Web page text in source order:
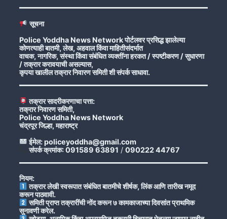
सूचना
Police Yoddha News Network पोर्टलवर प्रसिद्ध झालेल्या
कोणत्याही बातमी, लेख, अहवाल किंवा माहितीसंदर्भात
वाचक, नागरिक, संस्था किंवा संबंधित व्यक्तींना हरकत / स्पष्टीकरण / सुधारणा
/ तक्रार करावयाची असल्यास,
कृपया खालील तक्रार निवारण समिती शी संपर्क साधावा.
तक्रार सादरीकरणाचा पत्ता:
तक्रार निवारण समिती,
Police Yoddha News Network
चंद्रपूर जिल्हा, महाराष्ट्र
ईमेल: policeyoddha@gmail.com
संपर्क क्रमांक: 091589 63891 / 090222 44767
नियम:
तक्रार लेखी स्वरूपात संबंधित बातमीचे शीर्षक, लिंक आणि तारीख नमूद
करून पाठवावी.
समिती प्राप्त तक्रारींची नोंद करून ७ कामकाजाच्या दिवसांत प्राथमिक
सुनावणी करेल.